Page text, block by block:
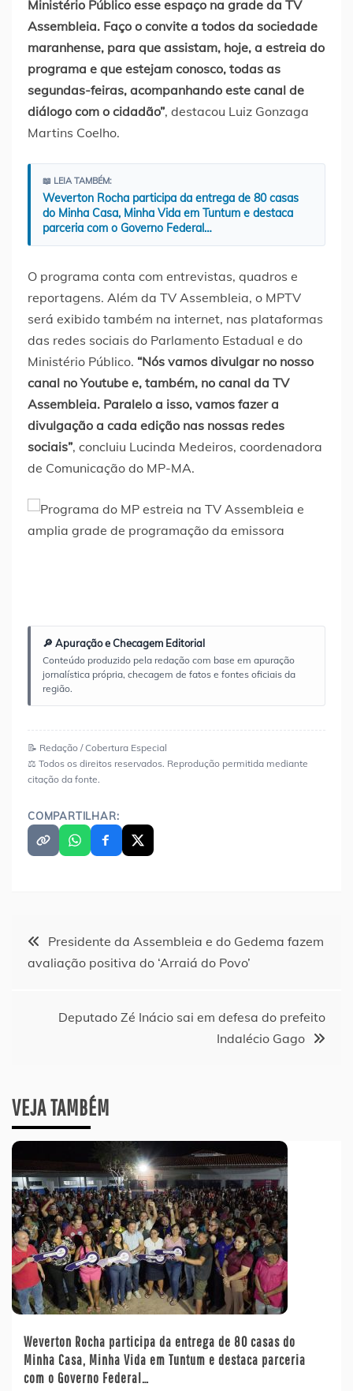
Ministério Público esse espaço na grade da TV
Assembleia. Faço o convite a todos da sociedade
maranhense, para que assistam, hoje, a estreia do
programa e que estejam conosco, todas as
segundas-feiras, acompanhando este canal de
diálogo com o cidadão”, destacou Luiz Gonzaga
Martins Coelho.
📖 LEIA TAMBÉM:
Weverton Rocha participa da entrega de 80 casas
do Minha Casa, Minha Vida em Tuntum e destaca
parceria com o Governo Federal…
O programa conta com entrevistas, quadros e
reportagens. Além da TV Assembleia, o MPTV
será exibido também na internet, nas plataformas
das redes sociais do Parlamento Estadual e do
Ministério Público. “Nós vamos divulgar no nosso
canal no Youtube e, também, no canal da TV
Assembleia. Paralelo a isso, vamos fazer a
divulgação a cada edição nas nossas redes
sociais”, concluiu Lucinda Medeiros, coordenadora
de Comunicação do MP-MA.
🔎 Apuração e Checagem Editorial
Conteúdo produzido pela redação com base em apuração
jornalística própria, checagem de fatos e fontes oficiais da
região.
📝 Redação / Cobertura Especial
⚖️ Todos os direitos reservados. Reprodução permitida mediante
citação da fonte.
COMPARTILHAR:
Navegação
Presidente da Assembleia e do Gedema fazem
avaliação positiva do ‘Arraiá do Povo’
Deputado Zé Inácio sai em defesa do prefeito
Indalécio Gago
VEJA TAMBÉM
Weverton Rocha participa da entrega de 80 casas do
Minha Casa, Minha Vida em Tuntum e destaca parceria
com o Governo Federal…